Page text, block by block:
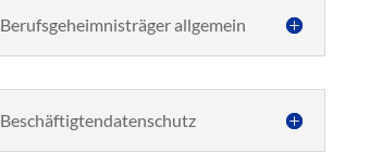
Berufsgeheimnisträger allgemein
Beschäftigtendatenschutz